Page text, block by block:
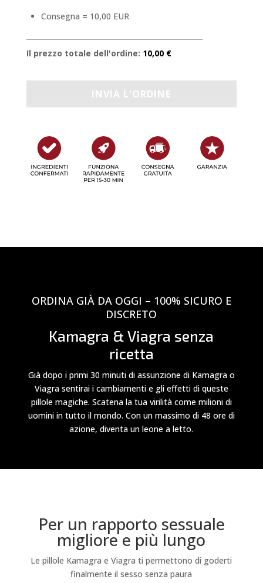
Consegna = 10,00 EUR
Il prezzo totale dell'ordine: 10,00 €
ORDINA GIÀ DA OGGI – 100% SICURO E
DISCRETO
Kamagra & Viagra senza
ricetta
Già dopo i primi 30 minuti di assunzione di Kamagra o
Viagra sentirai i cambiamenti e gli effetti di queste
pillole magiche. Scatena la tua virilità come milioni di
uomini in tutto il mondo. Con un massimo di 48 ore di
azione, diventa un leone a letto.
Per un rapporto sessuale
migliore e più lungo
Le pillole Kamagra e Viagra ti permettono di goderti
finalmente il sesso senza paura